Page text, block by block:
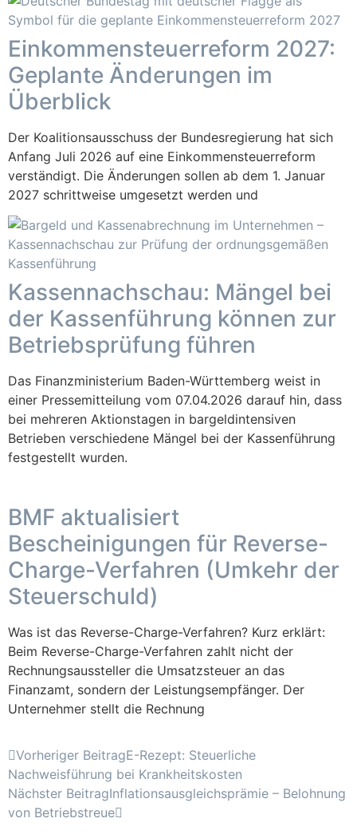
Einkommensteuerreform 2027:
Geplante Änderungen im
Überblick
Der Koalitionsausschuss der Bundesregierung hat sich
Anfang Juli 2026 auf eine Einkommensteuerreform
verständigt. Die Änderungen sollen ab dem 1. Januar
2027 schrittweise umgesetzt werden und
Kassennachschau: Mängel bei
der Kassenführung können zur
Betriebsprüfung führen
Das Finanzministerium Baden-Württemberg weist in
einer Pressemitteilung vom 07.04.2026 darauf hin, dass
bei mehreren Aktionstagen in bargeldintensiven
Betrieben verschiedene Mängel bei der Kassenführung
festgestellt wurden.
BMF aktualisiert
Bescheinigungen für Reverse-
Charge-Verfahren (Umkehr der
Steuerschuld)
Was ist das Reverse-Charge-Verfahren? Kurz erklärt:
Beim Reverse-Charge-Verfahren zahlt nicht der
Rechnungsaussteller die Umsatzsteuer an das
Finanzamt, sondern der Leistungsempfänger. Der
Unternehmer stellt die Rechnung
Vorheriger BeitragE-Rezept: Steuerliche
Nachweisführung bei Krankheitskosten
Nächster BeitragInflationsausgleichsprämie – Belohnung
von Betriebstreue